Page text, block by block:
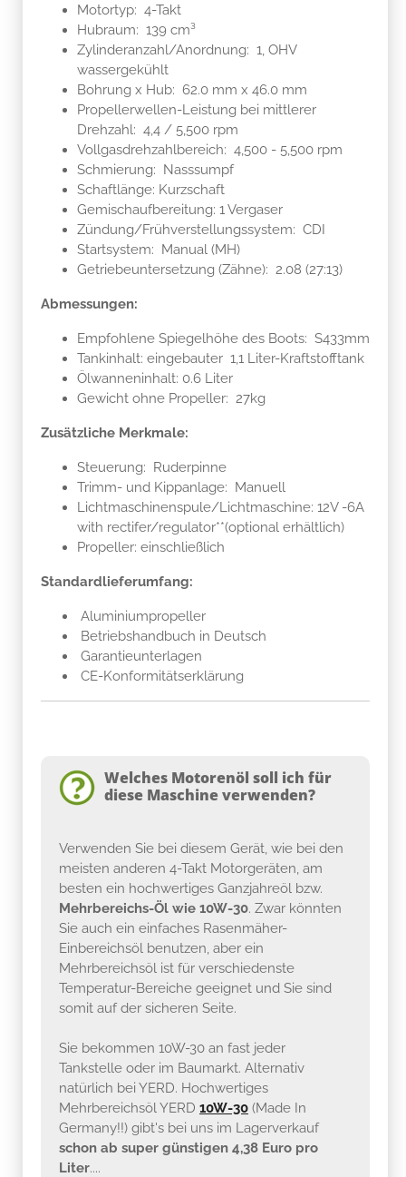
Motortyp: 4-Takt
Hubraum: 139 cm³
Zylinderanzahl/Anordnung: 1, OHV
wassergekühlt
Bohrung x Hub: 62.0 mm x 46.0 mm
Propellerwellen-Leistung bei mittlerer
Drehzahl: 4,4 / 5,500 rpm
Vollgasdrehzahlbereich: 4,500 - 5,500 rpm
Schmierung: Nasssumpf
Schaftlänge: Kurzschaft
Gemischaufbereitung: 1 Vergaser
Zündung/Frühverstellungssystem: CDI
Startsystem: Manual (MH)
Getriebeuntersetzung (Zähne): 2.08 (27:13)
Abmessungen:
Empfohlene Spiegelhöhe des Boots: S433mm
Tankinhalt: eingebauter 1,1 Liter-Kraftstofftank
Ölwanneninhalt: 0.6 Liter
Gewicht ohne Propeller: 27kg
Zusätzliche Merkmale:
Steuerung: Ruderpinne
Trimm- und Kippanlage: Manuell
Lichtmaschinenspule/Lichtmaschine: 12V -6A
with rectifer/regulator**(optional erhältlich)
Propeller: einschließlich
Standardlieferumfang:
Aluminiumpropeller
Betriebshandbuch in Deutsch
Garantieunterlagen
CE-Konformitätserklärung
Welches Motorenöl soll ich für
diese Maschine verwenden?
Verwenden Sie bei diesem Gerät, wie bei den
meisten anderen 4-Takt Motorgeräten, am
besten ein hochwertiges Ganzjahreöl bzw.
Mehrbereichs-Öl wie 10W-30. Zwar könnten
Sie auch ein einfaches Rasenmäher-
Einbereichsöl benutzen, aber ein
Mehrbereichsöl ist für verschiedenste
Temperatur-Bereiche geeignet und Sie sind
somit auf der sicheren Seite.
Sie bekommen 10W-30 an fast jeder
Tankstelle oder im Baumarkt. Alternativ
natürlich bei YERD. Hochwertiges
Mehrbereichsöl YERD 10W-30 (Made In
Germany!!) gibt's bei uns im Lagerverkauf
schon ab super günstigen 4,38 Euro pro
Liter....